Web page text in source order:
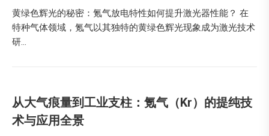
黄绿色辉光的秘密：氪气放电特性如何提升激光器性能？ 在
特种气体领域，氪气以其独特的黄绿色辉光现象成为激光技术
研…
从大气痕量到工业支柱：氪气（Kr）的提纯技
术与应用全景